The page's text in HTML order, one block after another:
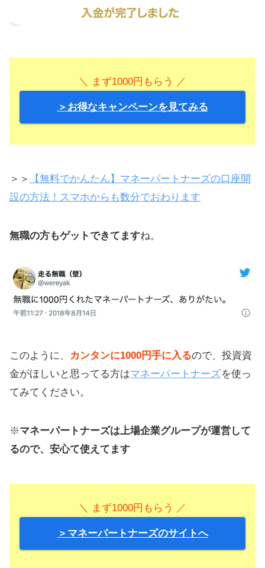
＼ まず1000円もらう ／
＞お得なキャンペーンを見てみる
＞＞
【無料でかんたん】マネーパートナーズの口座開
設の方法！スマホからも数分でおわります
無職の方もゲットできてますね。
このように、 カンタンに1000円手に入るので、投資資
金がほしいと思ってる方はマネーパートナーズを使っ
てみてください。
※マネーパートナーズは上場企業グループが運営して
るので、安心て使えてます
＼ まず1000円もらう ／
＞マネーパートナーズのサイトへ